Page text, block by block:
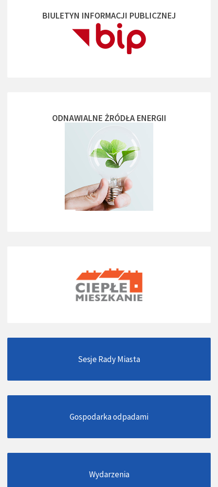
BIULETYN INFORMACJI PUBLICZNEJ
ODNAWIALNE ŻRÓDŁA ENERGII
Sesje Rady Miasta
Gospodarka odpadami
Wydarzenia